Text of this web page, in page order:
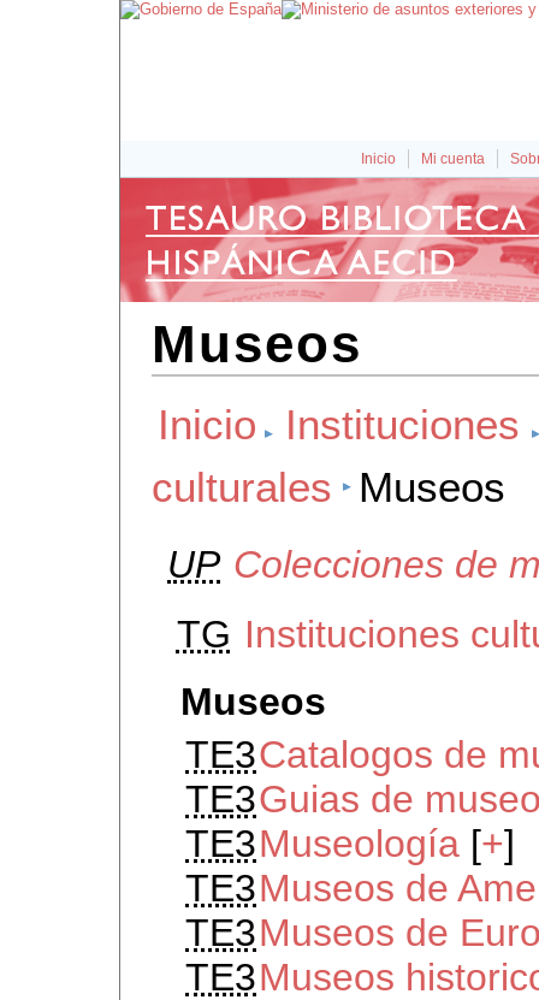
Inicio Mi cuenta
Museos
Inicio
Instituciones
culturales
Museos
UP Colecciones de
TG Instituciones
Museos
TE3Catalogos de
TE3Guias de
TE3Museología [+]
TE3Museos de
TE3Museos de
TE3Museos